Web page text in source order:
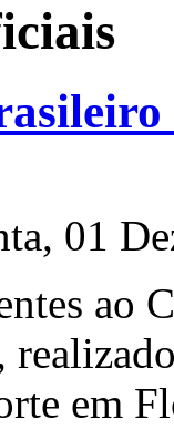
01
ao
em